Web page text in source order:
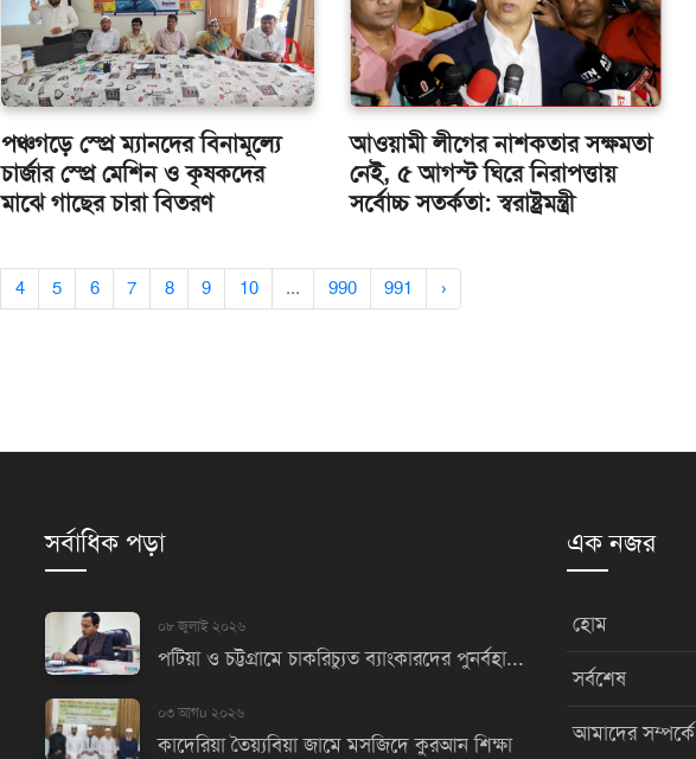
পঞ্চগড়ে স্প্রে ম্যানদের বিনামূল্যে
চার্জার স্প্রে মেশিন ও কৃষকদের
মাঝে গাছের চারা বিতরণ
আওয়ামী লীগের নাশকতার সক্ষমতা
নেই, ৫ আগস্ট ঘিরে নিরাপত্তায়
সর্বোচ্চ সতর্কতা: স্বরাষ্ট্রমন্ত্রী
4 5 6 7 8 9 10 ... 990 991 ›
সর্বাধিক পড়া
০৮ জুলাই ২০২৬
পটিয়া ও চট্টগ্রামে চাকরিচ্যুত ব্যাংকারদের পুনর্বহা...
০৩ আগu ২০২৬
কাদেরিয়া তৈয়্যবিয়া জামে মসজিদে কুরআন শিক্ষা
এক নজর
হোম
সর্বশেষ
আমাদের সম্পর্কে